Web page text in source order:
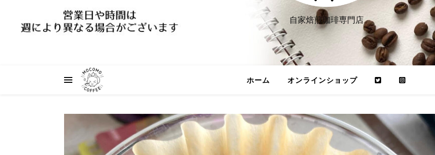
自家焙煎珈琲専門店
ホーム オンラインショップ